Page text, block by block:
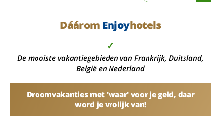
Dáárom Enjoyhotels
✓
De mooiste vakantiegebieden van Frankrijk, Duitsland,
België en Nederland
Droomvakanties met 'waar' voor je geld, daar
word je vrolijk van!